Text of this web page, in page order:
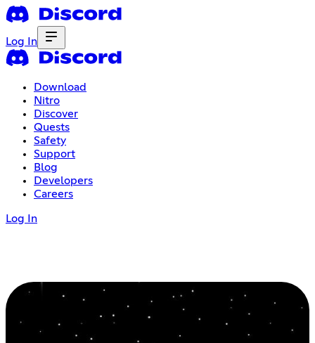
Log In
Download
Nitro
Discover
Quests
Safety
Support
Blog
Developers
Careers
Log In